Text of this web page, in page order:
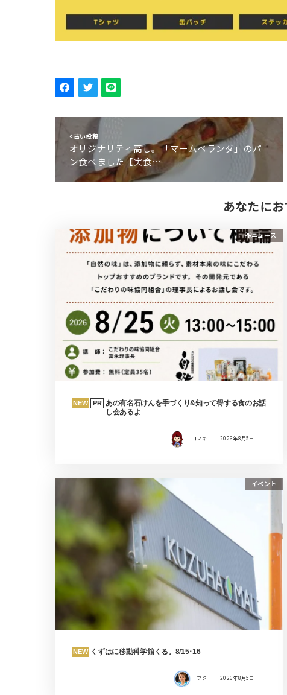
古い投稿
オリジナリティ高し。「マームベランダ」のパ
ン食べました【実食…
あなたに
PRニュース
NEW PR
あの有名石けんを手づくり&知って得する食のお話
し会あるよ
コマキ 2026年8月5日
イベント
NEW くずはに移動科学館くる。8/15･16
フク 2026年8月5日